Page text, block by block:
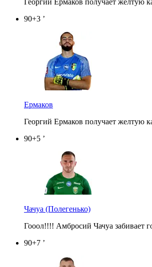
90+3 ’
Ермаков
Георгий Ермаков получает желтую
90+5 ’
Чачуа (Полегенько)
Гооол!!!! Амбросий Чачуа забивает
90+7 ’